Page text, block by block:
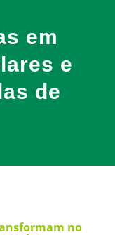
em
e
de
no